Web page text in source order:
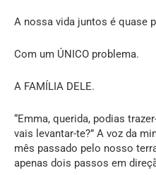
A nossa vida juntos é quase
Com um ÚNICO problema.
A FAMÍLIA DELE.
“Emma, querida, podias
vais levantar-te?” A voz da
mês passado pelo nosso
apenas dois passos em